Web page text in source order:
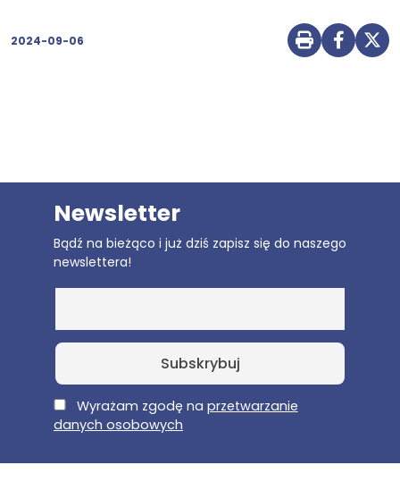
2024-09-06 Drukuj
Newsletter
Bądź na bieżąco i już dziś zapisz się do naszego
newslettera!
E-MailWyrażam zgodę na przetwarzanie
danych osobowych